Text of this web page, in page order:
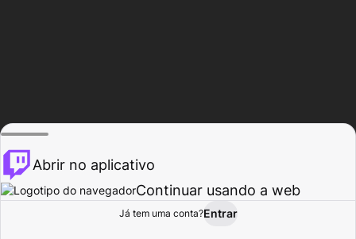
Procurar Atividade
Abrir no aplicativo
Continuar usando a web
Já tem uma conta?Entrar